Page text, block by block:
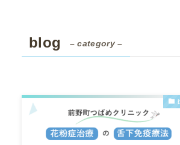
blog – category –